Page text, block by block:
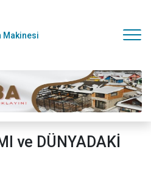
Makinesi
ve DÜNYADAKİ